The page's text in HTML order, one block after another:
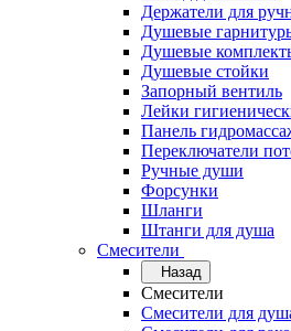
Держатели для
Душевые
Душевые
Душевые стойки
Запорный вентиль
Лейки
Панель
Переключатели
Ручные души
Форсунки
Шланги
Штанги для душа
Смесители
Назад
Смесители
Смесители для